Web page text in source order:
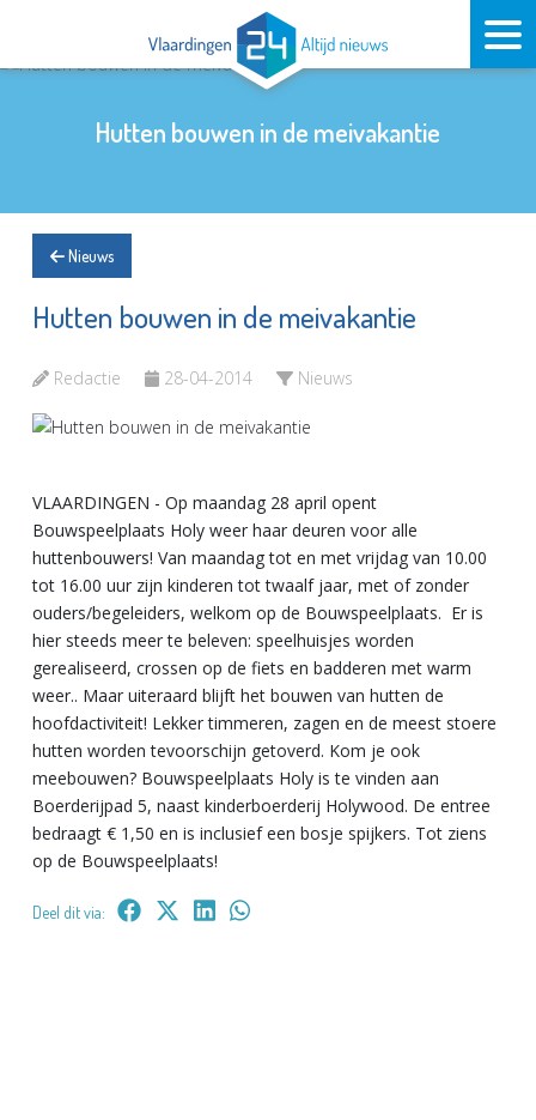
Hutten bouwen in de meivakantie
Nieuws
Hutten bouwen in de meivakantie
Redactie 28-04-2014 Nieuws
VLAARDINGEN - Op maandag 28 april opent
Bouwspeelplaats Holy weer haar deuren voor alle
huttenbouwers! Van maandag tot en met vrijdag van 10.00
tot 16.00 uur zijn kinderen tot twaalf jaar, met of zonder
ouders/begeleiders, welkom op de Bouwspeelplaats. Er is
hier steeds meer te beleven: speelhuisjes worden
gerealiseerd, crossen op de fiets en badderen met warm
weer.. Maar uiteraard blijft het bouwen van hutten de
hoofdactiviteit! Lekker timmeren, zagen en de meest stoere
hutten worden tevoorschijn getoverd. Kom je ook
meebouwen? Bouwspeelplaats Holy is te vinden aan
Boerderijpad 5, naast kinderboerderij Holywood. De entree
bedraagt € 1,50 en is inclusief een bosje spijkers. Tot ziens
op de Bouwspeelplaats!
Deel dit via: